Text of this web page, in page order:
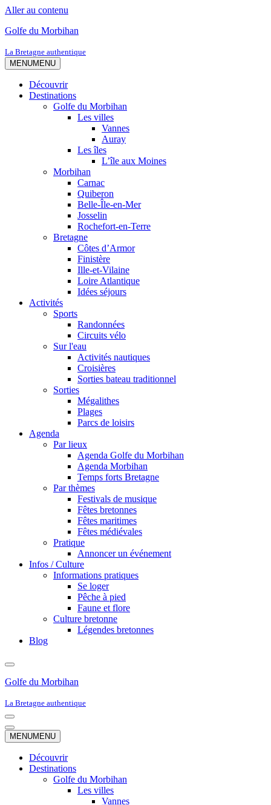
Aller au contenu
Golfe du Morbihan
La Bretagne authentique
MENUMENU
Découvrir
Destinations
Golfe du Morbihan
Les villes
Vannes
Auray
Les îles
L’île aux Moines
Morbihan
Carnac
Quiberon
Belle-Île-en-Mer
Josselin
Rochefort-en-Terre
Bretagne
Côtes d’Armor
Finistère
Ille-et-Vilaine
Loire Atlantique
Idées séjours
Activités
Sports
Randonnées
Circuits vélo
Sur l'eau
Activités nautiques
Croisières
Sorties bateau traditionnel
Sorties
Mégalithes
Plages
Parcs de loisirs
Agenda
Par lieux
Agenda Golfe du Morbihan
Agenda Morbihan
Temps forts Bretagne
Par thèmes
Festivals de musique
Fêtes bretonnes
Fêtes maritimes
Fêtes médiévales
Pratique
Annoncer un événement
Infos / Culture
Informations pratiques
Se loger
Pêche à pied
Faune et flore
Culture bretonne
Légendes bretonnes
Blog
Golfe du Morbihan
La Bretagne authentique
Menu
de
navigation
Menu
de
MENUMENU
Découvrir
Destinations
Golfe du Morbihan
Les villes
Vannes